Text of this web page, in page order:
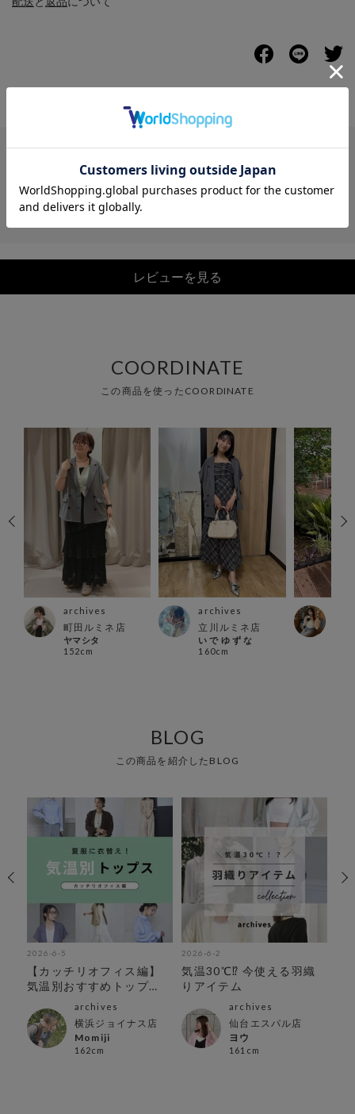
レビュー
レビューを見る
COORDINATE
この商品を使ったCOORDINATE
archives
町田ルミネ店
ヤマシタ
152cm
archives
立川ルミネ店
い で ゆ ず な
160cm
BLOG
この商品を紹介したBLOG
2026-6-5
【カッチリオフィス編】
気温別おすすめトップ
archives
横浜ジョイナス店
Momiji
162cm
2026-6-2
気温30℃⁉︎ 今使える羽織
りアイテム
archives
仙台エスパル店
ヨウ
161cm